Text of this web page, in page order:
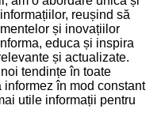
reușind să
și inovațiilor
educa și inspira
și actualizate.
tendințe în toate
în mod constant
utile informații pentru